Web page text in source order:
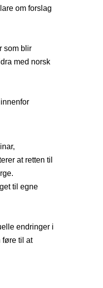
om forslag
som blir
med norsk
at retten til
til egne
endringer i
føre til at